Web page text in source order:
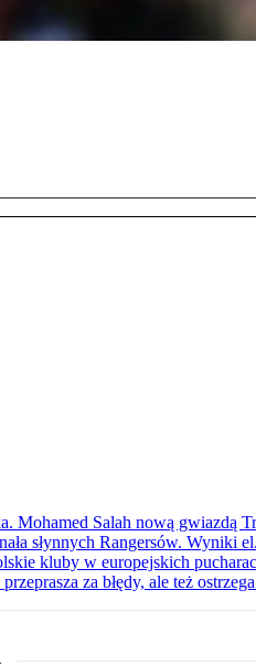
Mohamed Salah nową gwiazdą
słynnych Rangersów. Wyniki
kluby w europejskich
za błędy, ale też